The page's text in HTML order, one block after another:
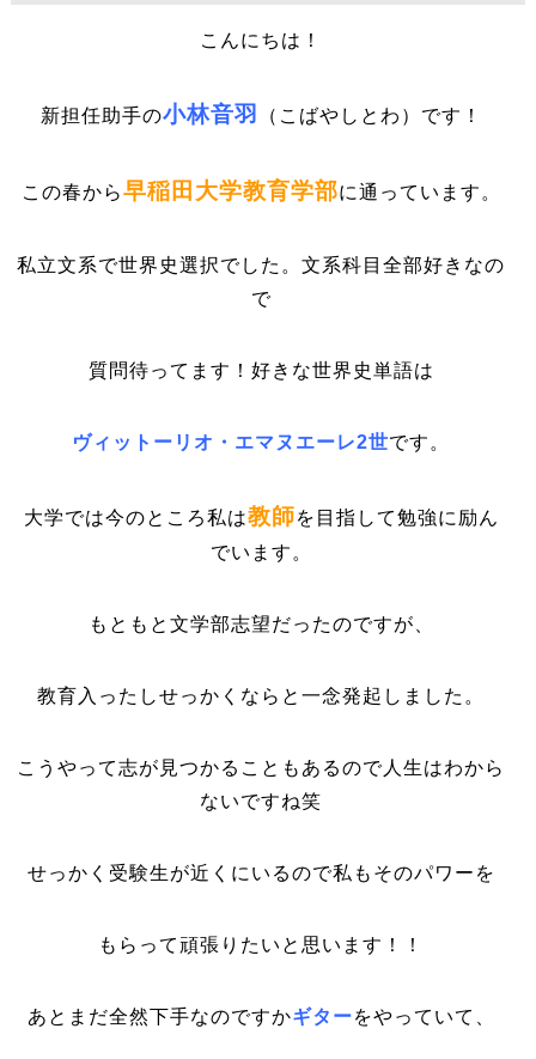
こんにちは！
新担任助手の小林音羽 （こばやしとわ）です！
この春から早稲田大学教育学部に通っています。
私立文系で世界史選択でした。文系科目全部好きなの
で
質問待ってます！好きな世界史単語は
ヴィットーリオ・エマヌエーレ2世です。
大学では今のところ私は教師を目指して勉強に励ん
でいます。
もともと文学部志望だったのですが、
教育入ったしせっかくならと一念発起しました。
こうやって志が見つかることもあるので人生はわから
ないですね笑
せっかく受験生が近くにいるので私もそのパワーを
もらって頑張りたいと思います！！
あとまだ全然下手なのですかギターをやっていて、